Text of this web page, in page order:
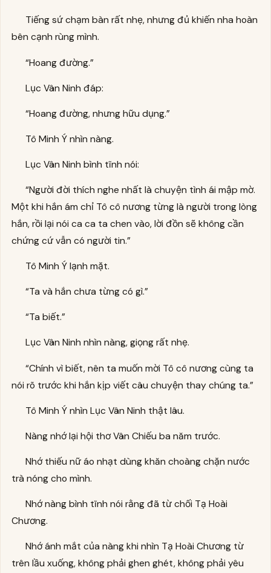
Tiếng sứ chạm bàn rất nhẹ, nhưng đủ khiến nha hoàn
bên cạnh rùng mình.
“Hoang đường.”
Lục Vân Ninh đáp:
“Hoang đường, nhưng hữu dụng.”
Tô Minh Ý nhìn nàng.
Lục Vân Ninh bình tĩnh nói:
“Người đời thích nghe nhất là chuyện tình ái mập mờ.
Một khi hắn ám chỉ Tô cô nương từng là người trong lòng
hắn, rồi lại nói ca ca ta chen vào, lời đồn sẽ không cần
chứng cứ vẫn có người tin.”
Tô Minh Ý lạnh mặt.
“Ta và hắn chưa từng có gì.”
“Ta biết.”
Lục Vân Ninh nhìn nàng, giọng rất nhẹ.
“Chính vì biết, nên ta muốn mời Tô cô nương cùng ta
nói rõ trước khi hắn kịp viết câu chuyện thay chúng ta.”
Tô Minh Ý nhìn Lục Vân Ninh thật lâu.
Nàng nhớ lại hội thơ Vân Chiếu ba năm trước.
Nhớ thiếu nữ áo nhạt dùng khăn choàng chặn nước
trà nóng cho mình.
Nhớ nàng bình tĩnh nói rằng đã từ chối Tạ Hoài
Chương.
Nhớ ánh mắt của nàng khi nhìn Tạ Hoài Chương từ
trên lầu xuống, không phải ghen ghét, không phải yêu